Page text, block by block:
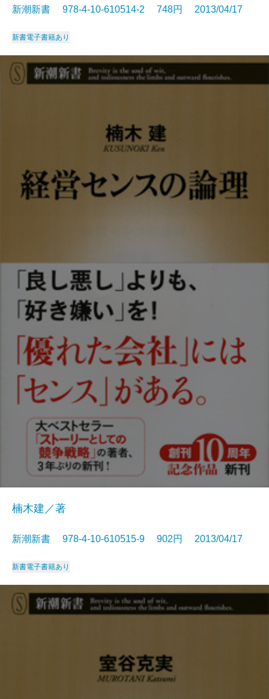
新潮新書 978-4-10-610514-2 748円 2013/04/17
新書電子書籍あり
楠木建／著
新潮新書 978-4-10-610515-9 902円 2013/04/17
新書電子書籍あり